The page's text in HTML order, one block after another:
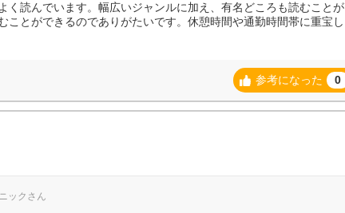
く読んでいます。幅広いジャンルに加え、有名どころも読むことが
ことができるのでありがたいです。休憩時間や通勤時間帯に重宝し
参考になった 0
ックさん